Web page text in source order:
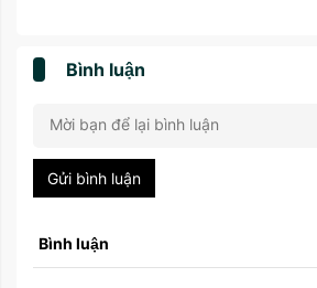
Bình luận
Gửi bình luận
Bình luận